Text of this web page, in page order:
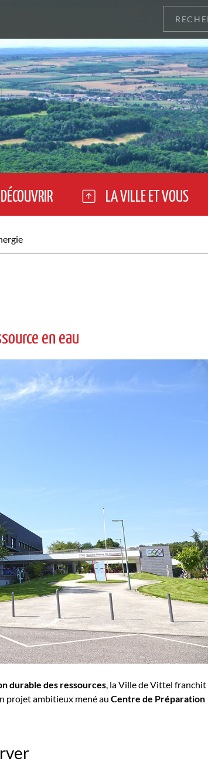
DÉCOUVRIR LA VILLE ET VOUS
en eau
durable des ressources, la Ville de Vittel franchit
projet ambitieux mené au Centre de Préparation